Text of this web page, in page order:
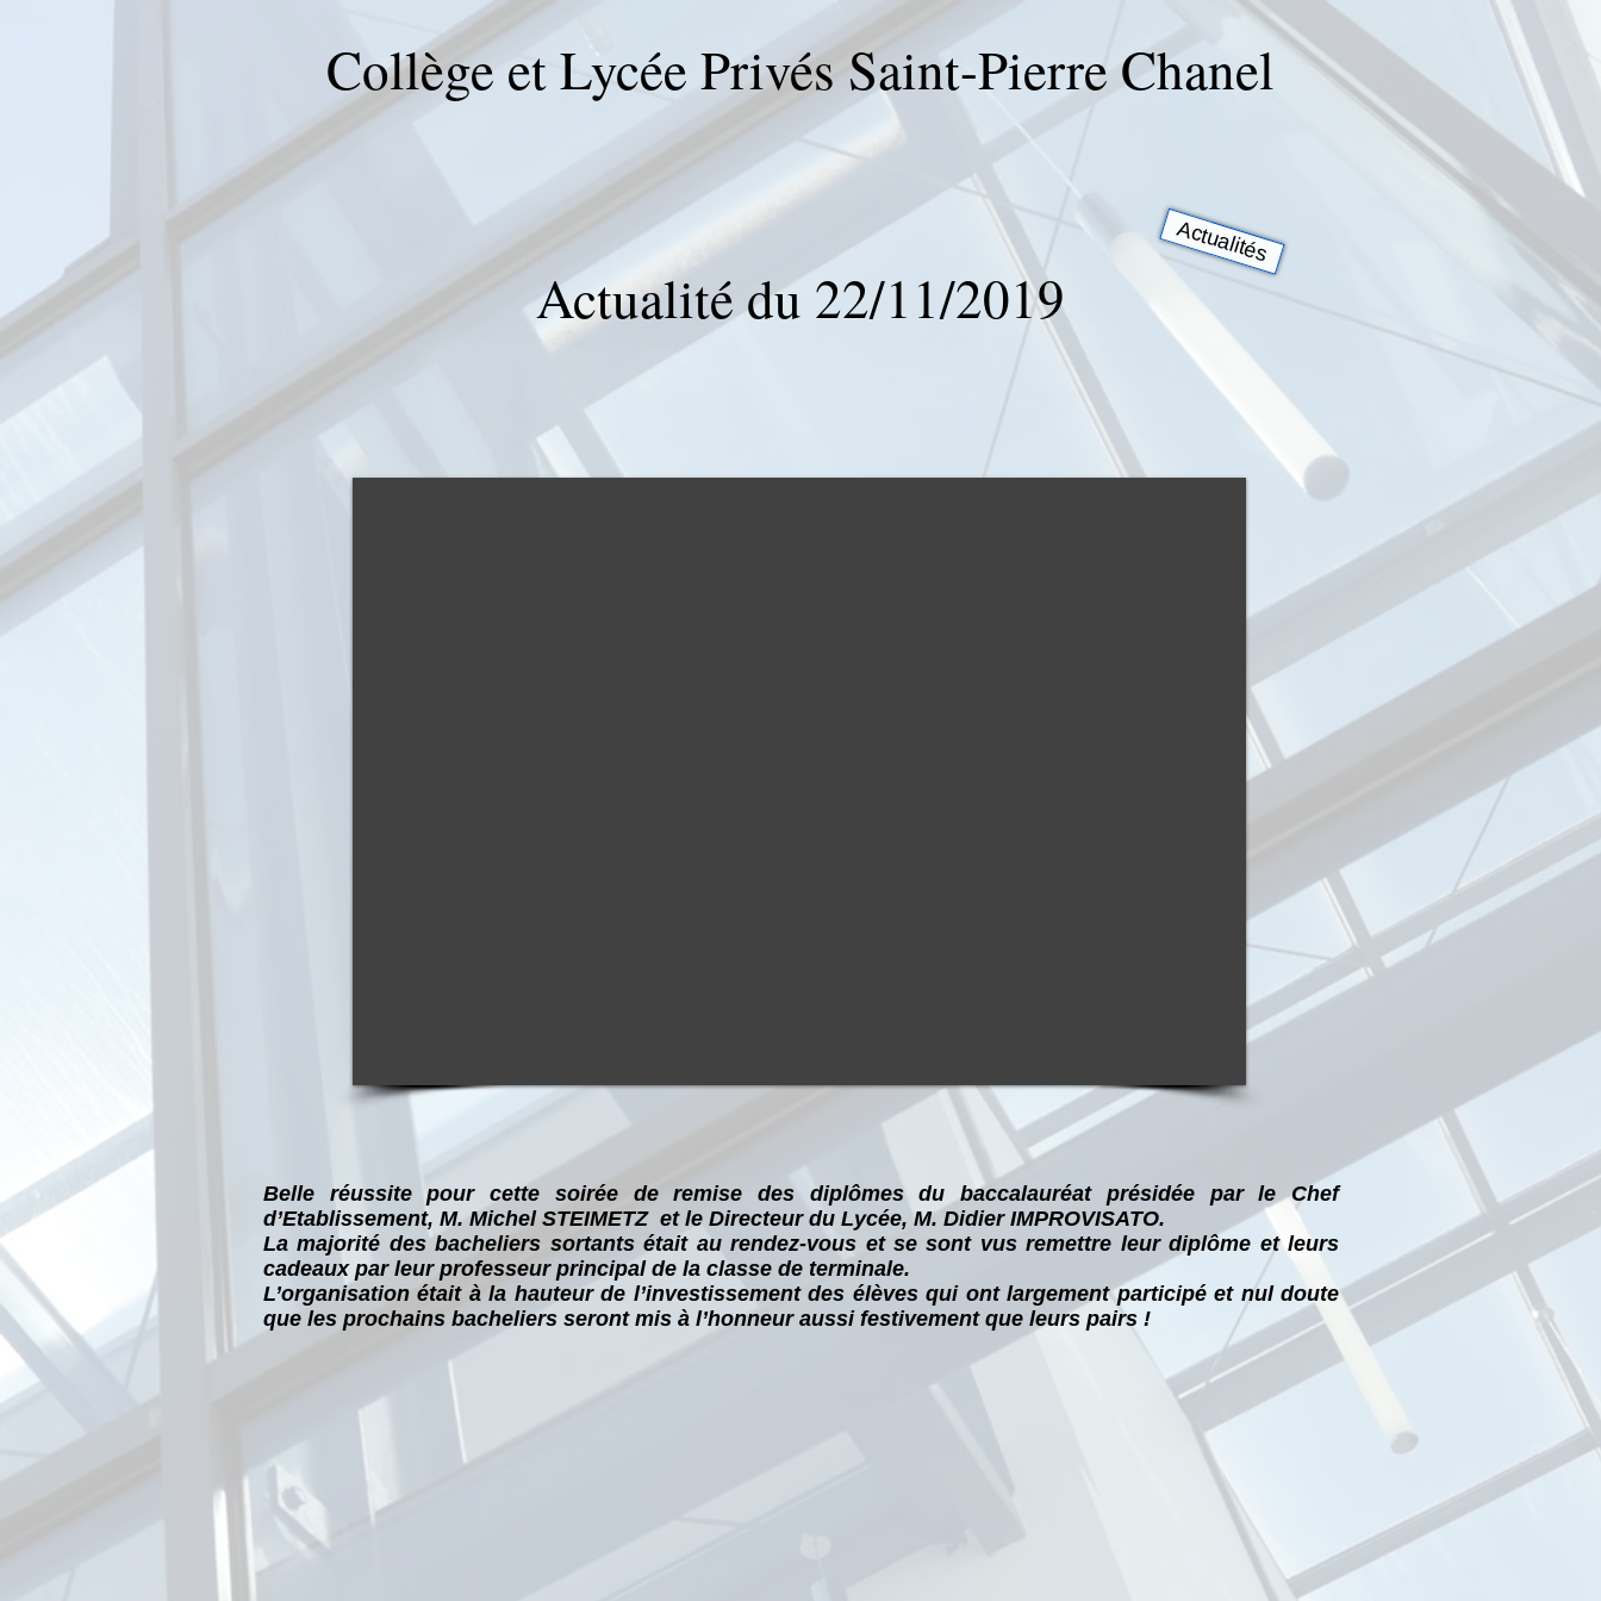
Collège et Lycée Privés Saint-Pierre Chanel
Actualité du 22/11/2019
Actualités
Belle réussite pour cette soirée de remise des diplômes du baccalauréat présidée par le Chef
d’Etablissement, M. Michel STEIMETZ et le Directeur du Lycée, M. Didier IMPROVISATO.
La majorité des bacheliers sortants était au rendez-vous et se sont vus remettre leur diplôme et leurs
cadeaux par leur professeur principal de la classe de terminale.
L’organisation était à la hauteur de l’investissement des élèves qui ont largement participé et nul doute
que les prochains bacheliers seront mis à l’honneur aussi festivement que leurs pairs !